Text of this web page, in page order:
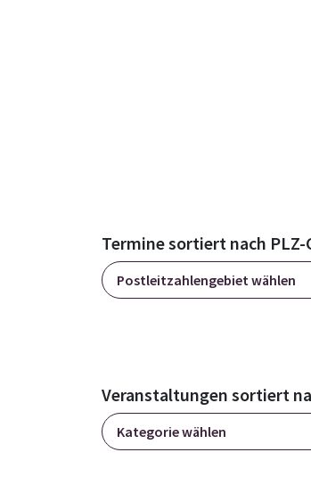
Termine sortiert nach PLZ-
Postleitzahlengebiet wählen
Veranstaltungen sortiert
Kategorie wählen